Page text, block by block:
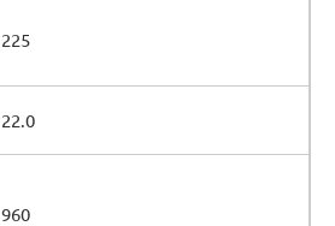
225
22.0
960